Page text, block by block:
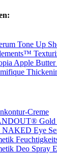
Tone Up
Apple
Creme
Gold
Eye
Deo Spray